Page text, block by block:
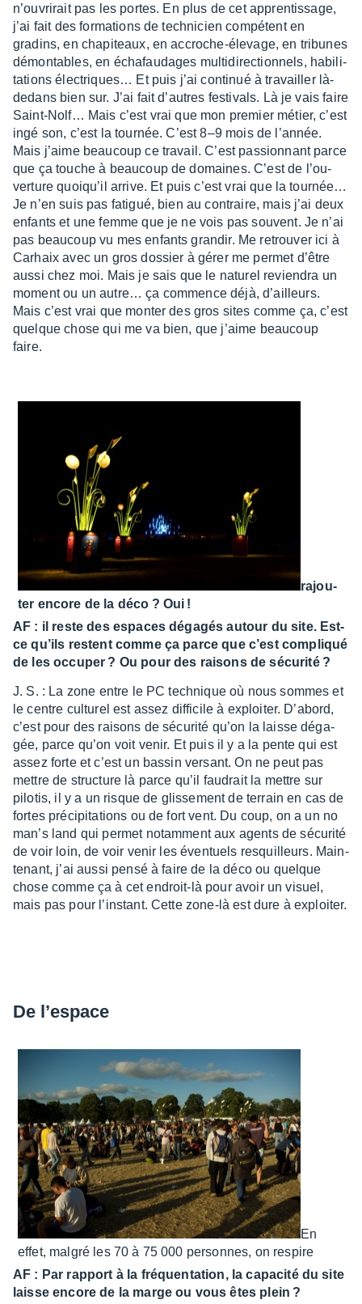
n’ou­vri­rait pas les portes. En plus de cet appren­tis­sage,
j’ai fait des forma­tions de tech­ni­cien compé­tent en
gradins, en chapi­teaux, en accroche-élevage, en tribunes
démon­tables, en écha­fau­dages multi­di­rec­tion­nels, habi­li­
ta­tions élec­triques… Et puis j’ai conti­nué à travailler là-
dedans bien sur. J’ai fait d’autres festi­vals. Là je vais faire
Saint-Nolf… Mais c’est vrai que mon premier métier, c’est
ingé son, c’est la tour­née. C’est 8–9 mois de l’an­née.
Mais j’aime beau­coup ce travail. C’est passion­nant parce
que ça touche à beau­coup de domaines. C’est de l’ou­
ver­ture quoiqu’il arrive. Et puis c’est vrai que la tour­née…
Je n’en suis pas fati­gué, bien au contraire, mais j’ai deux
enfants et une femme que je ne vois pas souvent. Je n’ai
pas beau­coup vu mes enfants gran­dir. Me retrou­ver ici à
Carhaix avec un gros dossier à gérer me permet d’être
aussi chez moi. Mais je sais que le natu­rel revien­dra un
moment ou un autre… ça commence déjà, d’ailleurs.
Mais c’est vrai que monter des gros sites comme ça, c’est
quelque chose qui me va bien, que j’aime beau­coup
faire.
rajou­
ter encore de la déco ? Oui !
AF : il reste des espaces déga­gés autour du site. Est-
ce qu’ils restent comme ça parce que c’est compliqué
de les occu­per ? Ou pour des raisons de sécu­rité ?
J. S. : La zone entre le PC tech­nique où nous sommes et
le centre cultu­rel est assez diffi­cile à exploi­ter. D’abord,
c’est pour des raisons de sécu­rité qu’on la laisse déga­
gée, parce qu’on voit venir. Et puis il y a la pente qui est
assez forte et c’est un bassin versant. On ne peut pas
mettre de struc­ture là parce qu’il faudrait la mettre sur
pilo­tis, il y a un risque de glis­se­ment de terrain en cas de
fortes préci­pi­ta­tions ou de fort vent. Du coup, on a un no
man’s land qui permet notam­ment aux agents de sécu­rité
de voir loin, de voir venir les éven­tuels resquilleurs. Main­
te­nant, j’ai aussi pensé à faire de la déco ou quelque
chose comme ça à cet endroit-là pour avoir un visuel,
mais pas pour l’ins­tant. Cette zone-là est dure à exploi­ter.
De l’es­pace
En
effet, malgré les 70 à 75 000 personnes, on respire
AF : Par rapport à la fréquen­ta­tion, la capa­cité du site
laisse encore de la marge ou vous êtes plein ?